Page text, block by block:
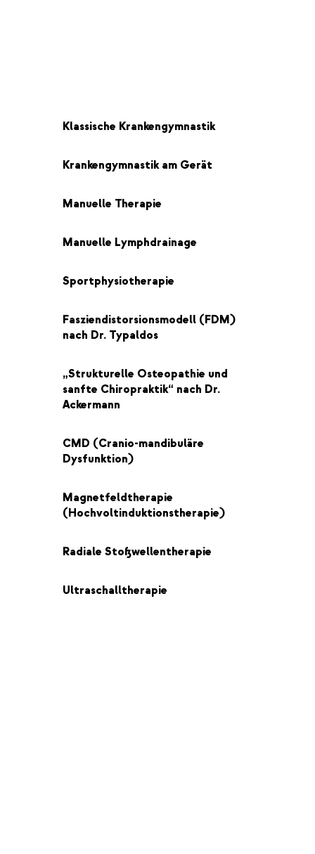
Klassische Krankengymnastik
Krankengymnastik am Gerät
Manuelle Therapie
Manuelle Lymphdrainage
Sportphysiotherapie
Fasziendistorsionsmodell (FDM)
nach Dr. Typaldos
„Strukturelle Osteopathie und
sanfte Chiropraktik“ nach Dr.
Ackermann
CMD (Cranio-mandibuläre
Dysfunktion)
Magnetfeldtherapie
(Hochvoltinduktionstherapie)
Radiale Stoßwellentherapie
Ultraschalltherapie